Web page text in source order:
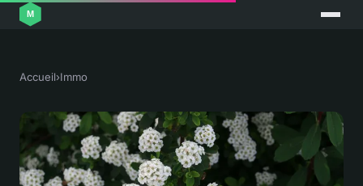
Accueil›Immo